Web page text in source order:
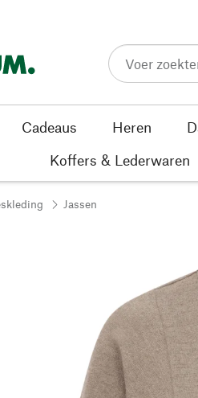
Cadeaus Heren
Koffers & Lederwaren
Jassen